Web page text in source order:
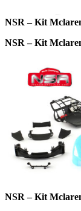
NSR – Kit
NSR – Kit
NSR – Kit